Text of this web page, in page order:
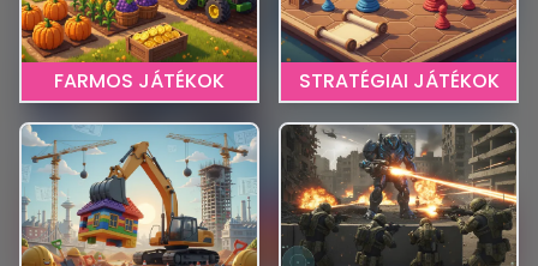
KATTINTS IDE A JÁTÉKHOZ
WUTHERING WAVES
FARMOS JÁTÉKOK STRATÉGIAI JÁTÉKOK